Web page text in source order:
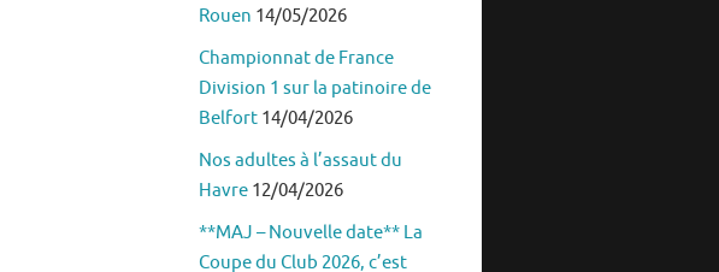
Rouen 14/05/2026
Championnat de France
Division 1 sur la patinoire de
Belfort 14/04/2026
Nos adultes à l’assaut du
Havre 12/04/2026
**MAJ – Nouvelle date** La
Coupe du Club 2026, c’est